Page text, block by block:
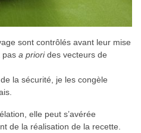
sont contrôlés avant leur mise
pas a priorides vecteurs de
la sécurité, je les congèle
elle peut s’avérée
de la réalisation de la recette.